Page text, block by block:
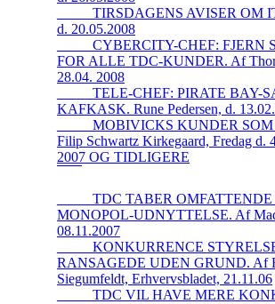
_____TIRSDAGENS AVISER OM
d. 20.05.2008
_____CYBERCITY-CHEF:
FOR ALLE TDC-KUNDER. Af
28.04. 2008
_____TELE-CHEF: PIRATE BAY-
KAFKASK. Rune Pedersen, d.
_____MOBIVICKS KUNDER
Filip Schwartz Kirkegaard, Fredag d.
2007 OG TIDLIGERE
_____TDC TABER
MONOPOL-UDNYTTELSE. Af
08.11.2007
_____KONKURRENCE
RANSAGEDE UDEN GRUND. Af
Siegumfeldt, Erhvervsbladet, 21.11.06
_____TDC VIL HAVE MERE